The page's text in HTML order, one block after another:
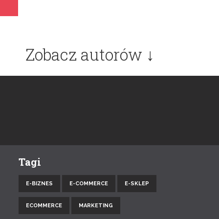
Zobacz autorów ↓
Tagi
E-BIZNES E-COMMERCE E-SKLEP
ECOMMERCE MARKETING